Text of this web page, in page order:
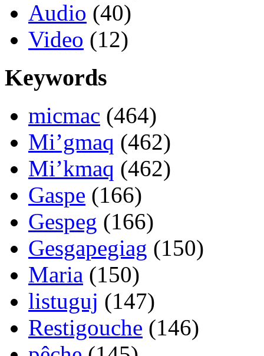
Audio (40)
Video (12)
Keywords
micmac (464)
Mi’gmaq (462)
Mi’kmaq (462)
Gaspe (166)
Gespeg (166)
Gesgapegiag (150)
Maria (150)
listuguj (147)
Restigouche (146)